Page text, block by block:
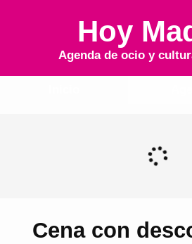
Hoy
Agenda de ocio y
Cena con